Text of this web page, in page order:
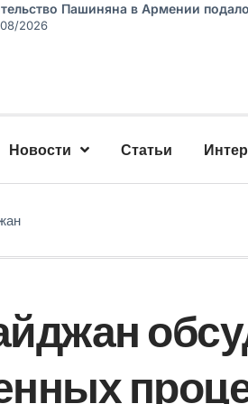
Пашиняна в Армении
2026
Новости Статьи